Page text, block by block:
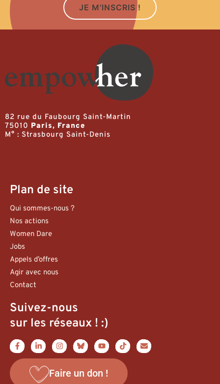
JE M'INSCRIS !
82 rue du Faubourg Saint-Martin
75010 Paris, France
M° : Strasbourg Saint-Denis
Plan de site
Qui sommes-nous ?
Nos actions
Women Dare
Jobs
Appels d’offres
Agir avec nous
Contact
Suivez-nous
sur les réseaux ! :)
Faire un don !